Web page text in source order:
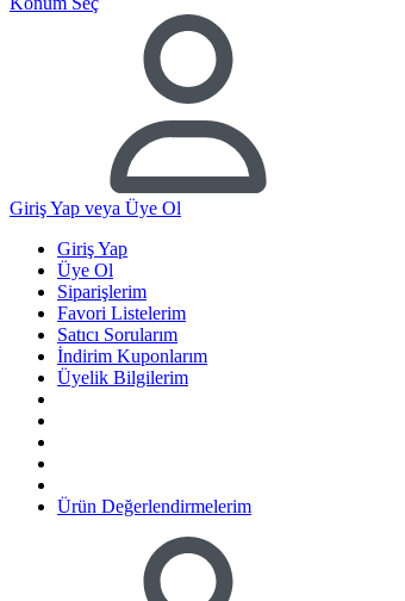
Giriş Yap veya Üye Ol
Giriş Yap
Üye Ol
Siparişlerim
Favori Listelerim
Satıcı Sorularım
İndirim Kuponlarım
Üyelik Bilgilerim
Ürün Değerlendirmelerim